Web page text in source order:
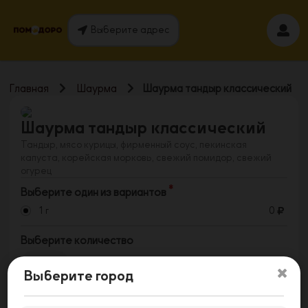
Выберите адрес
Главная Шаурма Шаурма тандыр классический
Шаурма тандыр классический
Выберите один из вариантов
1 г 0
Выберите количество
Заказать
Выберите город